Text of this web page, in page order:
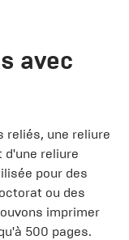
avec
reliés, une reliure
d'une reliure
pour des
ou des
imprimer
500 pages.